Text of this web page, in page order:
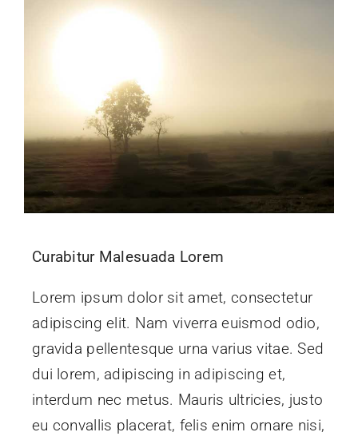
Curabitur Malesuada Lorem
Lorem ipsum dolor sit amet, consectetur
adipiscing elit. Nam viverra euismod odio,
gravida pellentesque urna varius vitae. Sed
dui lorem, adipiscing in adipiscing et,
interdum nec metus. Mauris ultricies, justo
eu convallis placerat, felis enim ornare nisi,